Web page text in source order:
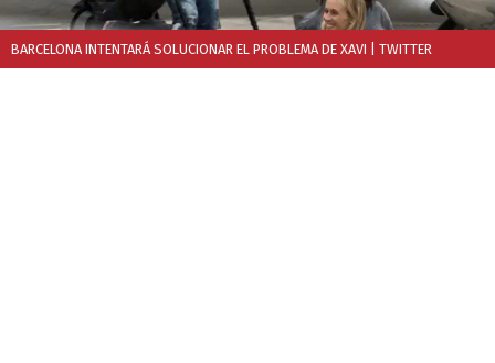
BARCELONA INTENTARÁ SOLUCIONAR EL PROBLEMA DE XAVI | TWITTER